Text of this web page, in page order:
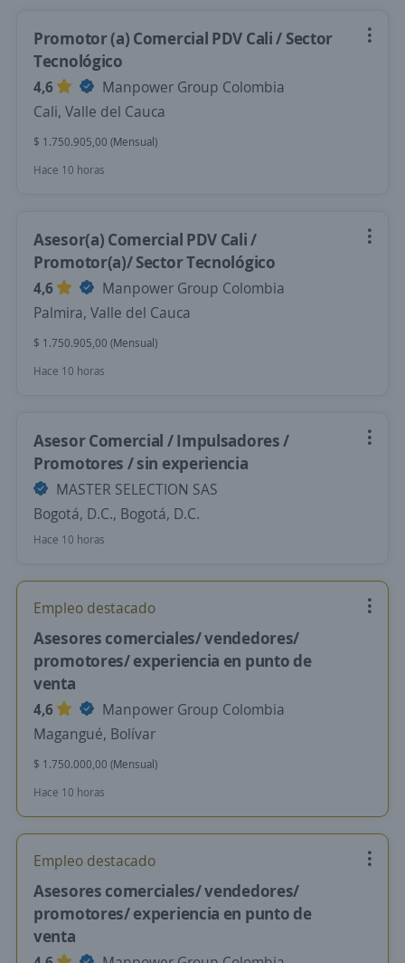
Promotor (a) Comercial PDV Cali / Sector
Tecnológico
4,6
Manpower Group Colombia
Cali, Valle del Cauca
$ 1.750.905,00 (Mensual)
Hace 10 horas
Asesor(a) Comercial PDV Cali /
Promotor(a)/ Sector Tecnológico
4,6
Manpower Group Colombia
Palmira, Valle del Cauca
$ 1.750.905,00 (Mensual)
Hace 10 horas
Asesor Comercial / Impulsadores /
Promotores / sin experiencia
MASTER SELECTION SAS
Bogotá, D.C., Bogotá, D.C.
Hace 10 horas
Empleo destacado
Asesores comerciales/ vendedores/
promotores/ experiencia en punto de
venta
4,6
Manpower Group Colombia
Magangué, Bolívar
$ 1.750.000,00 (Mensual)
Hace 10 horas
Empleo destacado
Asesores comerciales/ vendedores/
promotores/ experiencia en punto de
venta